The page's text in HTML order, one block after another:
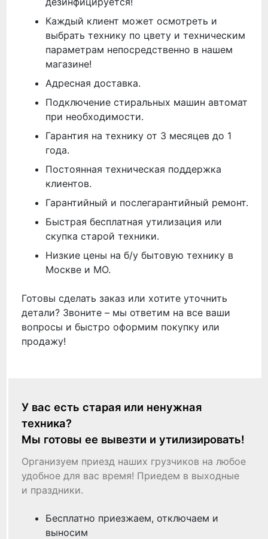
Каждый клиент может осмотреть и
выбрать технику по цвету и техническим
параметрам непосредственно в нашем
магазине!
Адресная доставка.
Подключение стиральных машин автомат
при необходимости.
Гарантия на технику от 3 месяцев до 1
года.
Постоянная техническая поддержка
клиентов.
Гарантийный и послегарантийный ремонт.
Быстрая бесплатная утилизация или
скупка старой техники.
Низкие цены на б/у бытовую технику в
Москве и МО.
Готовы сделать заказ или хотите уточнить
детали? Звоните – мы ответим на все ваши
вопросы и быстро оформим покупку или
продажу!
У вас есть старая или ненужная
техника?
Мы готовы ее вывезти и утилизировать!
Организуем приезд наших грузчиков на любое
удобное для вас время! Приедем в выходные
и праздники.
Бесплатно приезжаем, отключаем и
выносим